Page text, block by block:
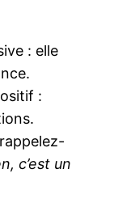
: elle
:
c’est un